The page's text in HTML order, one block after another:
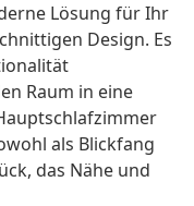
Lösung für Ihr
Design. Es
Raum in eine
als Blickfang
das Nähe und